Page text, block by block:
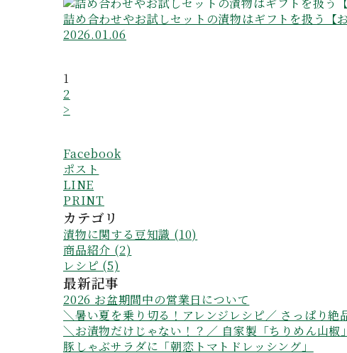
詰め合わせやお試しセットの漬物はギフトを扱う【
2026.01.06
1
2
>
Facebook
ポスト
LINE
PRINT
カテゴリ
漬物に関する豆知識 (10)
商品紹介 (2)
レシピ (5)
最新記事
2026 お盆期間中の営業日について
＼暑い夏を乗り切る！アレンジレシピ／ さっぱり絶
＼お漬物だけじゃない！？／ 自家製「ちりめん山椒
豚しゃぶサラダに「朝恋トマトドレッシング」